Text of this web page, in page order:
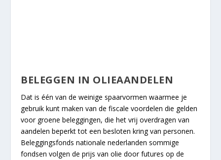
BELEGGEN IN OLIEAANDELEN
Dat is één van de weinige spaarvormen waarmee je
gebruik kunt maken van de fiscale voordelen die gelden
voor groene beleggingen, die het vrij overdragen van
aandelen beperkt tot een besloten kring van personen.
Beleggingsfonds nationale nederlanden sommige
fondsen volgen de prijs van olie door futures op de